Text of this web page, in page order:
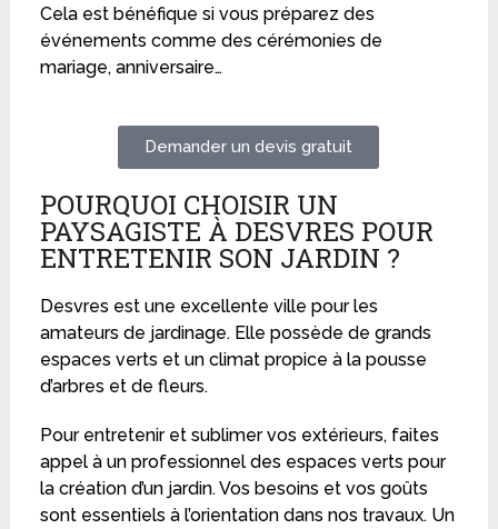
Cela est bénéfique si vous préparez des
événements comme des cérémonies de
mariage, anniversaire…
Demander un devis gratuit
POURQUOI CHOISIR UN
PAYSAGISTE À DESVRES POUR
ENTRETENIR SON JARDIN ?
Desvres est une excellente ville pour les
amateurs de jardinage. Elle possède de grands
espaces verts et un climat propice à la pousse
d’arbres et de fleurs.
Pour entretenir et sublimer vos extérieurs, faites
appel à un professionnel des espaces verts pour
la création d’un jardin. Vos besoins et vos goûts
sont essentiels à l’orientation dans nos travaux. Un